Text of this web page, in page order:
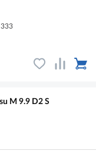
M 9.9 D2 S